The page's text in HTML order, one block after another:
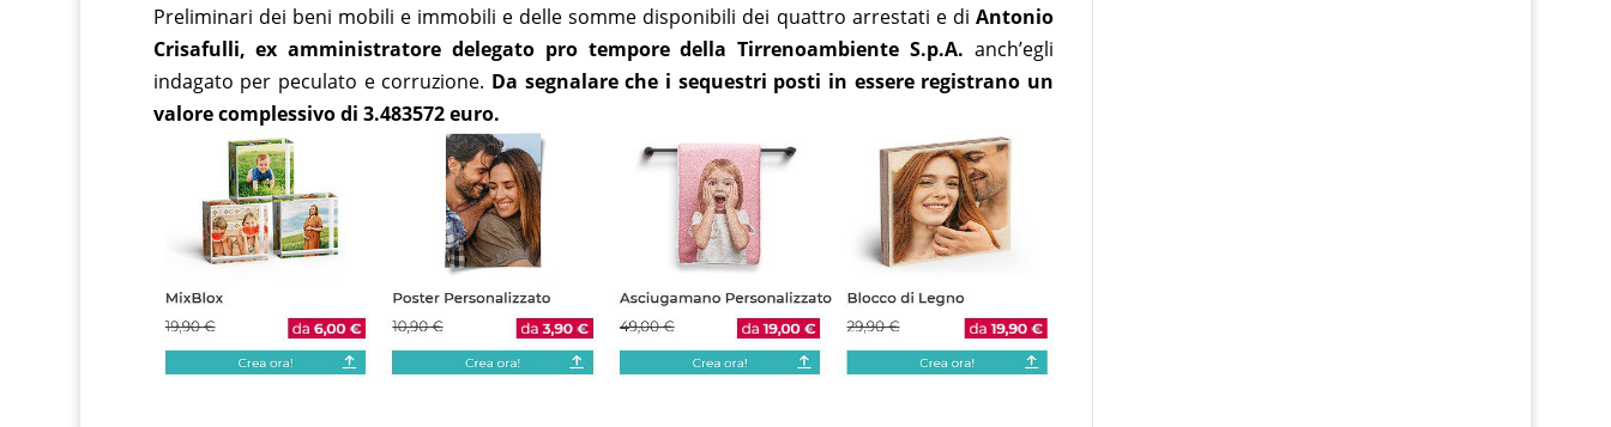
Preliminari dei beni mobili e immobili e delle somme disponibili dei quattro arrestati e di Antonio
Crisafulli, ex amministratore delegato pro tempore della Tirrenoambiente S.p.A. anch’egli
indagato per peculato e corruzione. Da segnalare che i sequestri posti in essere registrano un
valore complessivo di 3.483572 euro.